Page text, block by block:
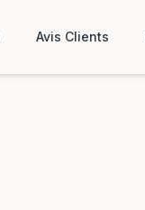
Avis Clients